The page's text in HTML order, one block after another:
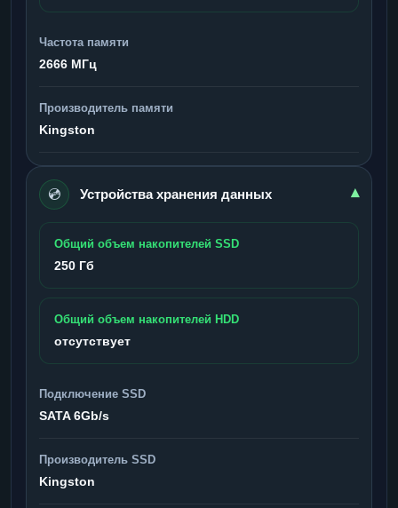
Частота памяти
2666 МГц
Производитель памяти
Kingston
💿 Устройства хранения данных ▾
Общий объем накопителей SSD
250 Гб
Общий объем накопителей HDD
отсутствует
Подключение SSD
SATA 6Gb/s
Производитель SSD
Kingston